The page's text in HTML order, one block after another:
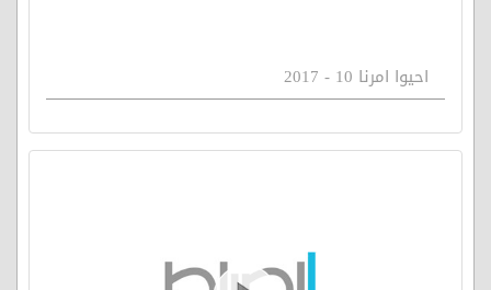
احيوا امرنا 10 - 2017